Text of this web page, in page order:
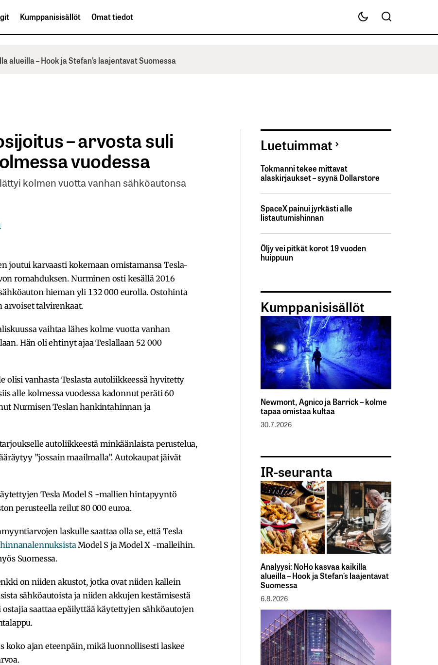
Kumppanisisällöt Omat tiedot
alueilla – Hook ja Stefan’s laajentavat Suomessa
– arvosta suli
vuodessa
kolmen vuotta vanhan sähköautonsa
joutui karvaasti kokemaan omistamansa Tesla-
romahduksen. Nurminen osti kesällä 2016
hieman yli 132 000 eurolla. Ostohinta
arvoiset talvirenkaat.
vaihtaa lähes kolme vuotta vanhan
Hän oli ehtinyt ajaa Teslallaan 52 000
olisi vanhasta Teslasta autoliikkeessä hyvitetty
alle kolmessa vuodessa kadonnut peräti 60
Nurmisen Teslan hankintahinnan ja
autoliikkeestä minkäänlaista perustelua,
”jossain maailmalla”. Autokaupat jäivät
Tesla Model S -mallien hintapyyntö
perusteella reilut 80 000 euroa.
laskulle saattaa olla se, että Tesla
Model S ja Model X -malleihin.
Suomessa.
on niiden akustot, jotka ovat niiden kallein
sähköautoista ja niiden akkujen kestämisestä
saattaa epäilyttää käytettyjen sähköautojen
koko ajan eteenpäin, mikä luonnollisesti laskee
Luetuimmat
Tokmanni tekee mittavat
alaskirjaukset – syynä Dollarstore
SpaceX painui jyrkästi alle
listautumishinnan
Öljy vei pitkät korot 19 vuoden
huippuun
Kumppanisisällöt
Newmont, Agnico ja Barrick – kolme
tapaa omistaa kultaa
30.7.2026
IR-seuranta
Analyysi: NoHo kasvaa kaikilla
alueilla – Hook ja Stefan’s laajentavat
Suomessa
6.8.2026